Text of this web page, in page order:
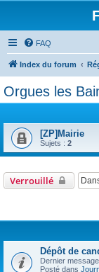
FAQ
Index du forum
Orgues les
[ZP]Mairie
Sujets : 2
Verrouillé
Dépôt de
Dernier
Posté dans